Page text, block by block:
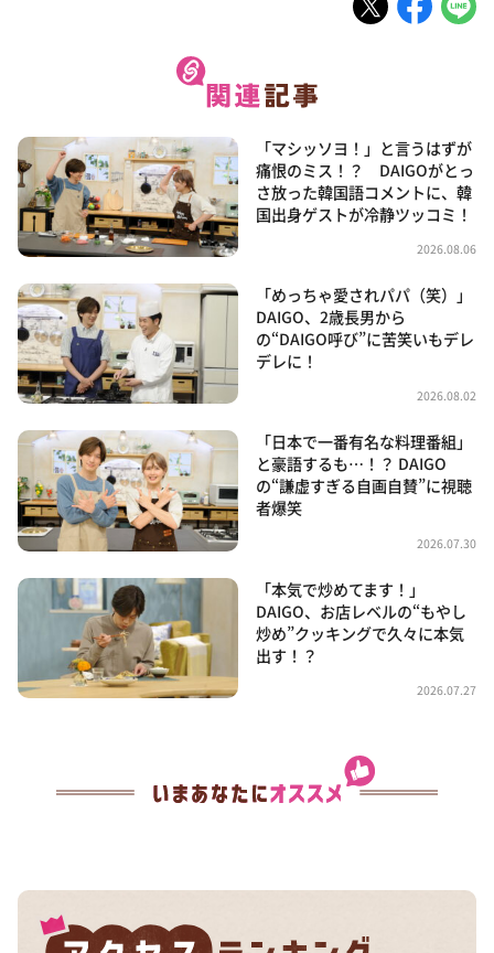
「マシッソヨ！」と言うはずが
痛恨のミス！？ DAIGOがとっ
さ放った韓国語コメントに、韓
国出身ゲストが冷静ツッコミ！
2026.08.06
「めっちゃ愛されパパ（笑）」
DAIGO、2歳長男から
の“DAIGO呼び”に苦笑いもデレ
デレに！
2026.08.02
「日本で一番有名な料理番組」
と豪語するも…！？ DAIGO
の“謙虚すぎる自画自賛”に視聴
者爆笑
2026.07.30
「本気で炒めてます！」
DAIGO、お店レベルの“もやし
炒め”クッキングで久々に本気
出す！？
2026.07.27